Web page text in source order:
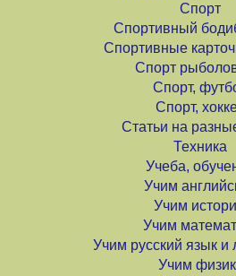
Спорт
Спортивный
Спортивные
Спорт
Спорт,
Спорт,
Статьи на
Техника
Учеба,
Учим
Учим
Учим
Учим русский язык и
Учим